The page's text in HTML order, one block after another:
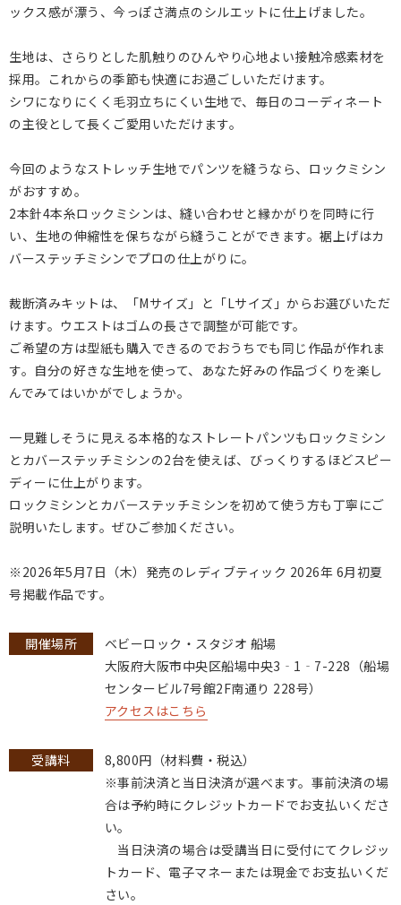
ックス感が漂う、今っぽさ満点のシルエットに仕上げました。
生地は、さらりとした肌触りのひんやり心地よい接触冷感素材を
採用。これからの季節も快適にお過ごしいただけます。
シワになりにくく毛羽立ちにくい生地で、毎日のコーディネート
の主役として長くご愛用いただけます。
今回のようなストレッチ生地でパンツを縫うなら、ロックミシン
がおすすめ。
2本針4本糸ロックミシンは、縫い合わせと縁かがりを同時に行
い、生地の伸縮性を保ちながら縫うことができます。裾上げはカ
バーステッチミシンでプロの仕上がりに。
裁断済みキットは、「Mサイズ」と「Lサイズ」からお選びいただ
けます。ウエストはゴムの長さで調整が可能です。
ご希望の方は型紙も購入できるのでおうちでも同じ作品が作れま
す。自分の好きな生地を使って、あなた好みの作品づくりを楽し
んでみてはいかがでしょうか。
一見難しそうに見える本格的なストレートパンツもロックミシン
とカバーステッチミシンの2台を使えば、びっくりするほどスピー
ディーに仕上がります。
ロックミシンとカバーステッチミシンを初めて使う方も丁寧にご
説明いたします。ぜひご参加ください。
※2026年5月7日（木）発売のレディブティック 2026年 6月初夏
号掲載作品です。
開催場所
ベビーロック・スタジオ 船場
大阪府大阪市中央区船場中央3‐1‐7-228（船場
センタービル7号館2F南通り 228号）
アクセスはこちら
受講料
8,800円（材料費・税込）
※事前決済と当日決済が選べます。事前決済の場
合は予約時にクレジットカードでお支払いくださ
い。
当日決済の場合は受講当日に受付にてクレジッ
トカード、電子マネーまたは現金でお支払いくだ
さい。